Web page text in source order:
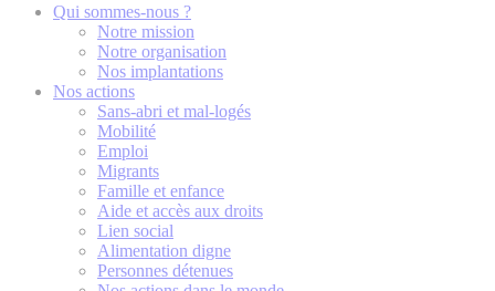
Qui sommes-nous ?
Notre mission
Notre organisation
Nos implantations
Nos actions
Sans-abri et mal-logés
Mobilité
Emploi
Migrants
Famille et enfance
Aide et accès aux droits
Lien social
Alimentation digne
Personnes détenues